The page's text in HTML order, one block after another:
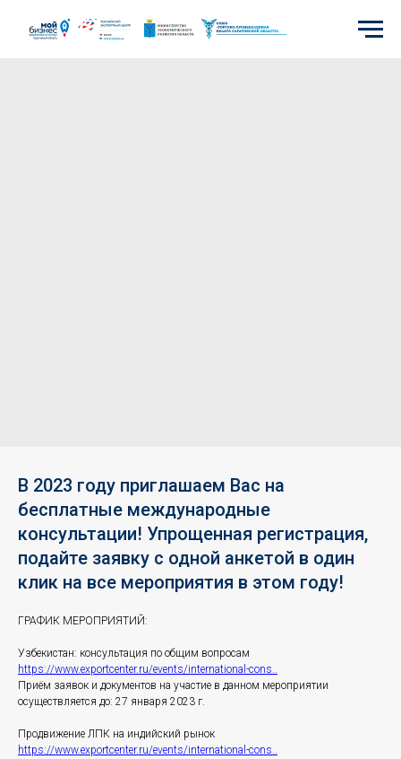
В 2023 году приглашаем Вас на
бесплатные международные
консультации! Упрощенная регистрация,
подайте заявку с одной анкетой в один
клик на все мероприятия в этом году!
ГРАФИК МЕРОПРИЯТИЙ:
Узбекистан: консультация по общим вопросам
https://www.exportcenter.ru/events/international-cons..
Приём заявок и документов на участие в данном мероприятии
осуществляется до: 27 января 2023 г.
Продвижение ЛПК на индийский рынок
https://www.exportcenter.ru/events/international-cons..